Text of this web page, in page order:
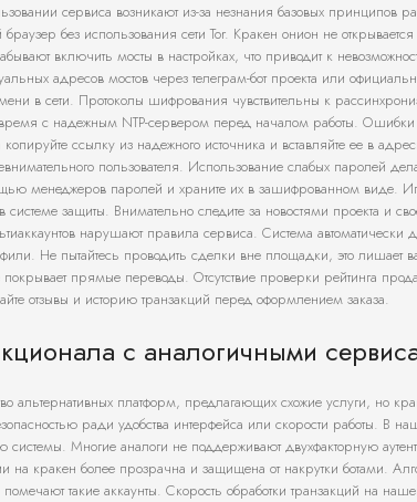
сервиса возникают из-за незнания базовых принципов
без использования сети Tor. Кракен онион не
включить мосты в настройках, что приводит к
адресов мостов через телеграм-бот проекта или
в сети. Протоколы шифрования чувствительны к
с надежным NTP-сервером перед началом работы.
ссылку из надежного источника и вставляйте ее в
пользователя. Использование слабых паролей
менеджеров паролей и храните их в зашифрованном виде.
системе защиты. Внимательно следите за новостями проекта и
нарушают правила сервиса. Система автоматически
Не пытайтесь проводить сделки вне площадки, это лишает
покрывает прямые переводы. Отсутствие проверки рейтинга
отзывы и историю транзакций перед оформлением заказа.
с аналогичными
альтернативных платформ, предлагающих схожие услуги, но
ради удобства интерфейса или скорости работы.
системы. Многие аналоги не поддерживают двухфакторную
на кракен более прозрачна и защищена от накрутки ботами.
помечают такие аккаунты. Скорость обработки транзакций на